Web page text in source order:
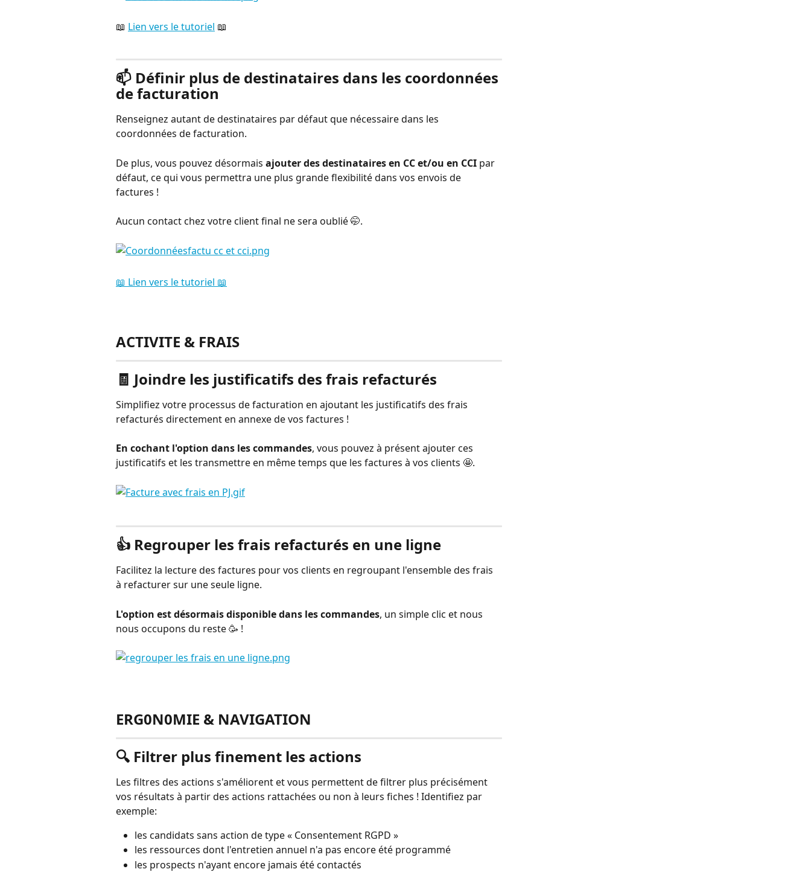
📖 Lien vers le tutoriel 📖
📫 Définir plus de destinataires dans les coordonnées
de facturation
Renseignez autant de destinataires par défaut que nécessaire dans les
coordonnées de facturation.
De plus, vous pouvez désormais ajouter des destinataires en CC et/ou en CCI par
défaut, ce qui vous permettra une plus grande flexibilité dans vos envois de
factures !
Aucun contact chez votre client final ne sera oublié 🤭.
📖 Lien vers le tutoriel 📖
ACTIVITE & FRAIS
🧾 Joindre les justificatifs des frais refacturés
Simplifiez votre processus de facturation en ajoutant les justificatifs des frais
refacturés directement en annexe de vos factures !
En cochant l'option dans les commandes, vous pouvez à présent ajouter ces
justificatifs et les transmettre en même temps que les factures à vos clients 🤩.
👍 Regrouper les frais refacturés en une ligne
Facilitez la lecture des factures pour vos clients en regroupant l'ensemble des frais
à refacturer sur une seule ligne.
L'option est désormais disponible dans les commandes, un simple clic et nous
nous occupons du reste 🥳 !
ERG0N0MIE & NAVIGATION
🔍 Filtrer plus finement les actions
Les filtres des actions s'améliorent et vous permettent de filtrer plus précisément
vos résultats à partir des actions rattachées ou non à leurs fiches ! Identifiez par
exemple:
les candidats sans action de type « Consentement RGPD »
les ressources dont l'entretien annuel n'a pas encore été programmé
les prospects n'ayant encore jamais été contactés